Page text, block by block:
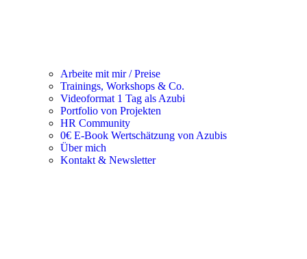
Arbeite mit mir / Preise
Trainings, Workshops & Co.
Videoformat 1 Tag als Azubi
Portfolio von Projekten
HR Community
0€ E-Book Wertschätzung von Azubis
Über mich
Kontakt & Newsletter